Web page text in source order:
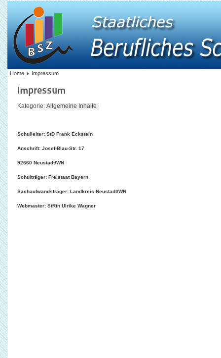
Home Impressum
Impressum
Kategorie: Allgemeine Inhalte
Schulleiter: StD Frank Eckstein
Anschrift: Josef-Blau-Str. 17
92660 Neustadt/WN
Schulträger: Freistaat Bayern
Sachaufwandsträger: Landkreis Neustadt/WN
Webmaster: StRin Ulrike Wagner